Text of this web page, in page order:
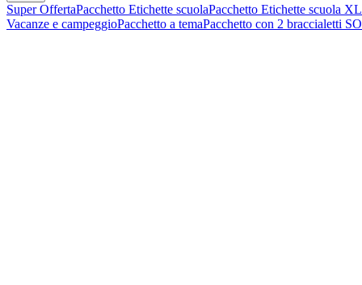
Super OffertaPacchetto Etichette scuolaPacchetto Etichette scuola XL
Vacanze e campeggioPacchetto a temaPacchetto con 2 braccialetti